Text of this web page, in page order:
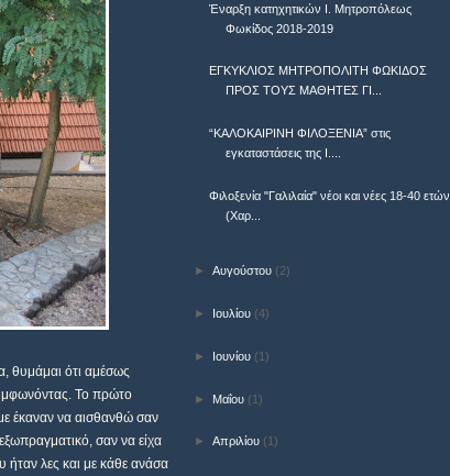
θυμάμαι ότι αμέσως
Το πρώτο
έκαναν να αισθανθώ σαν
σαν να είχα
λες και με κάθε ανάσα
Έναρξη κατηχητικών Ι. Μητροπόλεως
Φωκίδος 2018-2019
ΕΓΚΥΚΛΙΟΣ ΜΗΤΡΟΠΟΛΙΤΗ ΦΩΚΙΔΟΣ
ΠΡΟΣ ΤΟΥΣ ΜΑΘΗΤΕΣ ΓΙ...
“ΚΑΛΟΚΑΙΡΙΝΗ ΦΙΛΟΞΕΝΙΑ” στις
εγκαταστάσεις της Ι....
Φιλοξενία "Γαλιλαία" νέοι και νέες 18-40 ετών
(Χαρ...
►Αυγούστου (2)
► Ιουλίου (4)
► Ιουνίου (1)
► Μαΐου (1)
►Απριλίου (1)